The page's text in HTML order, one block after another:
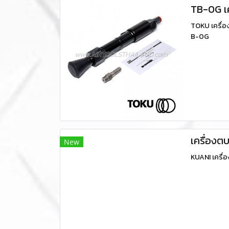
TB-0G
TOKU เครื่
B-0G
New เครื่องต
KUANI เครื่